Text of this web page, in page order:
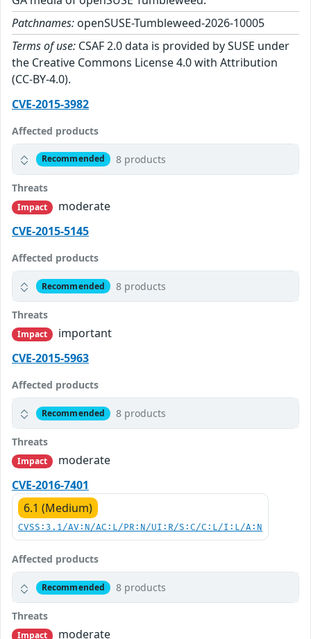
Patchnames: openSUSE-Tumbleweed-2026-10005
Terms of use: CSAF 2.0 data is provided by SUSE under
the Creative Commons License 4.0 with Attribution
(CC-BY-4.0).
CVE-2015-3982
Affected products
Recommended 8 products
Threats
Impact
moderate
CVE-2015-5145
Affected products
Recommended 8 products
Threats
Impact
important
CVE-2015-5963
Affected products
Recommended 8 products
Threats
Impact
moderate
CVE-2016-7401
6.1 (Medium)
CVSS:3.1/AV:N/AC:L/PR:N/UI:R/S:C/C:L/I:L/A:N
Affected products
Recommended 8 products
Threats
Impact
moderate